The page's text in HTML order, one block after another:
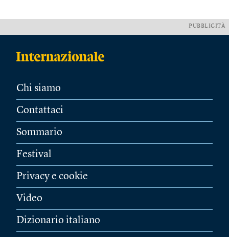
PUBBLICITÀ
Chi siamo
Contattaci
Sommario
Festival
Privacy e cookie
Video
Dizionario italiano